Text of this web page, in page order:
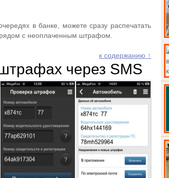
в банке, можете сразу распечатать
с неоплаченным штрафом.
к содержанию ↑
через SMS